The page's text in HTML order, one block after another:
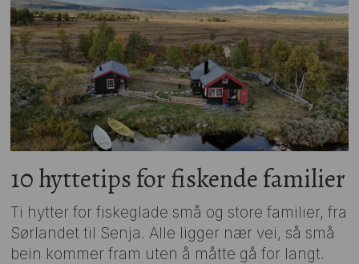
10 hyttetips for fiskende familier
Ti hytter for fiskeglade små og store familier, fra
Sørlandet til Senja. Alle ligger nær vei, så små
bein kommer fram uten å måtte gå for langt.